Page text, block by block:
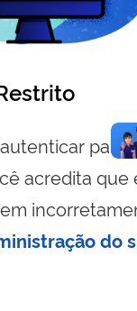
para
acredita
do